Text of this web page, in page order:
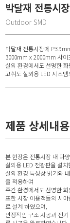
박달재 전통시
Outdoor SMD
박달재 전통시장에
3000mm x 2000mm 사이
실외 환경에서도 선명한
고휘도 실외용 LED 시스
제품 상세내용
본 현장은 전통시장 내 다
실외용 LED 전광판을 설치
실외 환경 특성상 밝기와
을 적용하여
주간 환경에서도 선명한
또한 시장 이용객들의 시
로 설계 하였으며,
안정적인 구조 시공과 전